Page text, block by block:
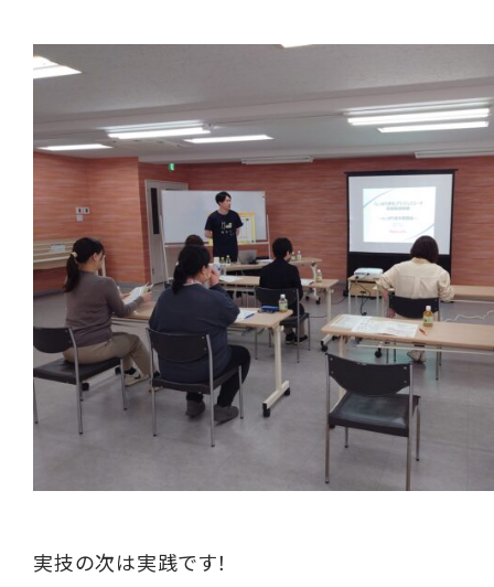
実技の次は実践です！